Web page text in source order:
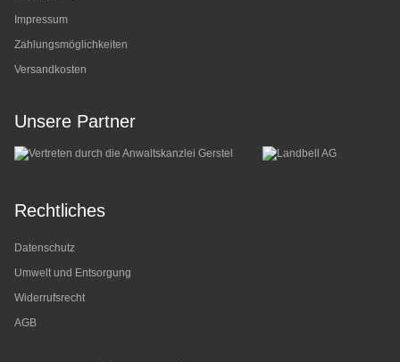
Impressum
Zahlungsmöglichkeiten
Versandkosten
Unsere Partner
Rechtliches
Datenschutz
Umwelt und Entsorgung
Widerrufsrecht
AGB